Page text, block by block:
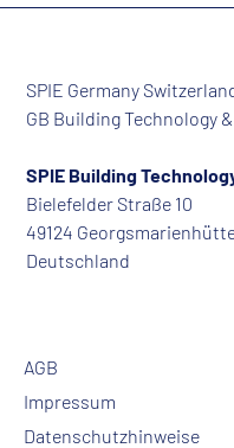
SPIE Germany
GB Building Technology
SPIE Building
Bielefelder Straße 10
49124
Deutschland
AGB
Impressum
Datenschutzhinweise